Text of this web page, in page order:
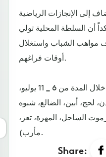
إلى الإنجازات الرياضية
أن السلطة المحلية تولي
مواهب الشباب واستغلال
أوقات فراغهم.
وجرت منافسات البطولة خلال المدة من 6 _ 11 يوليو،
لحج، أبين، الضالع، شبوه
الساحل، المهرة، تعز،
مأرب).
Share: